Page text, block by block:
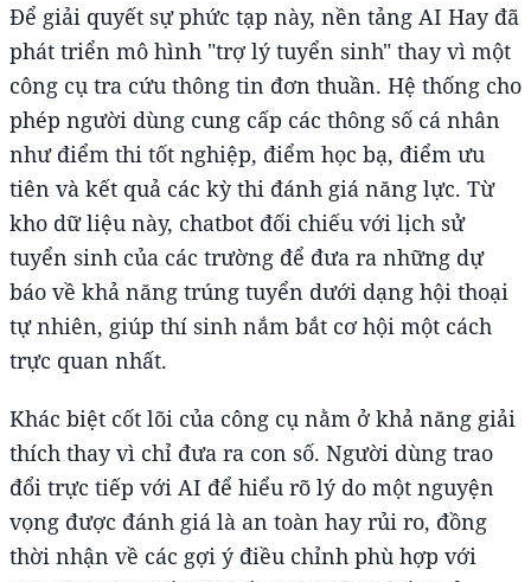
Để giải quyết sự phức tạp này, nền tảng AI Hay đã
phát triển mô hình "trợ lý tuyển sinh" thay vì một
công cụ tra cứu thông tin đơn thuần. Hệ thống cho
phép người dùng cung cấp các thông số cá nhân
như điểm thi tốt nghiệp, điểm học bạ, điểm ưu
tiên và kết quả các kỳ thi đánh giá năng lực. Từ
kho dữ liệu này, chatbot đối chiếu với lịch sử
tuyển sinh của các trường để đưa ra những dự
báo về khả năng trúng tuyển dưới dạng hội thoại
tự nhiên, giúp thí sinh nắm bắt cơ hội một cách
trực quan nhất.
Khác biệt cốt lõi của công cụ nằm ở khả năng giải
thích thay vì chỉ đưa ra con số. Người dùng trao
đổi trực tiếp với AI để hiểu rõ lý do một nguyện
vọng được đánh giá là an toàn hay rủi ro, đồng
thời nhận về các gợi ý điều chỉnh phù hợp với